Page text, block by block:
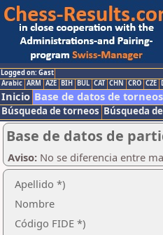
Logged on: Gast
Arabic ARM AZE BIH BUL CAT CHN CRO CZE
Inicio Base de datos de torneos
Búsqueda de torneos Búsqueda
Base de datos de
Aviso: No se diferencia entre
Apellido *)
Nombre
Código FIDE *)